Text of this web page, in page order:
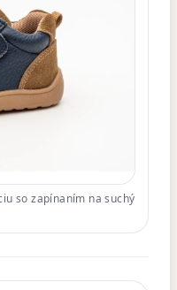
so zapínaním na suchý